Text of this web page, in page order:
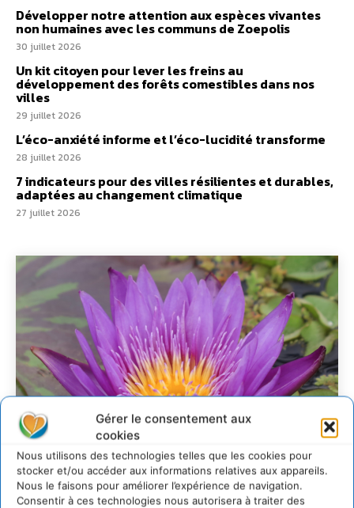
Gérer le consentement aux
cookies
Nous utilisons des technologies telles que les cookies pour
stocker et/ou accéder aux informations relatives aux appareils.
Nous le faisons pour améliorer l’expérience de navigation.
Consentir à ces technologies nous autorisera à traiter des
Développer notre attention aux espèces vivantes
non humaines avec les communs de Zoepolis
30 juillet 2026
Un kit citoyen pour lever les freins au
développement des forêts comestibles dans nos
villes
29 juillet 2026
L’éco-anxiété informe et l’éco-lucidité transforme
28 juillet 2026
7 indicateurs pour des villes résilientes et durables,
adaptées au changement climatique
27 juillet 2026